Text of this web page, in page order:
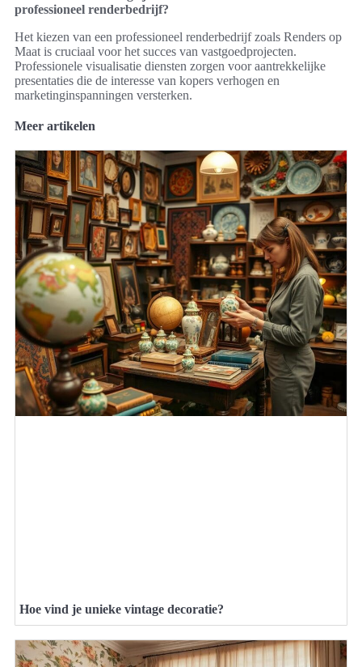
professioneel renderbedrijf?
Het kiezen van een professioneel renderbedrijf zoals Renders op
Maat is cruciaal voor het succes van vastgoedprojecten.
Professionele visualisatie diensten zorgen voor aantrekkelijke
presentaties die de interesse van kopers verhogen en
marketinginspanningen versterken.
Meer artikelen
Hoe vind je unieke vintage decoratie?